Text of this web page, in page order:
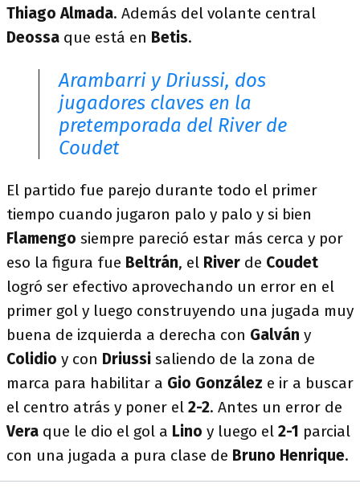
Thiago Almada. Además del volante central
Deossa que está en Betis.
Arambarri y Driussi, dos
jugadores claves en la
pretemporada del River de
Coudet
El partido fue parejo durante todo el primer
tiempo cuando jugaron palo y palo y si bien
Flamengo siempre pareció estar más cerca y por
eso la figura fue Beltrán, el River de Coudet
logró ser efectivo aprovechando un error en el
primer gol y luego construyendo una jugada muy
buena de izquierda a derecha con Galván y
Colidio y con Driussi saliendo de la zona de
marca para habilitar a Gio González e ir a buscar
el centro atrás y poner el 2-2. Antes un error de
Vera que le dio el gol a Lino y luego el 2-1 parcial
con una jugada a pura clase de Bruno Henrique.